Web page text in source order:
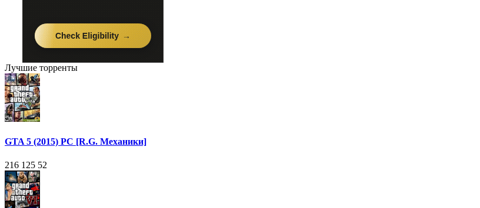
Лучшие торренты
GTA 5 (2015) PC [R.G. Механики]
216 125 52